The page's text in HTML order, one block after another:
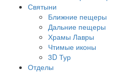
Святыни
Ближние пещеры
Дальние пещеры
Храмы Лавры
Чтимые иконы
3D Тур
Отделы